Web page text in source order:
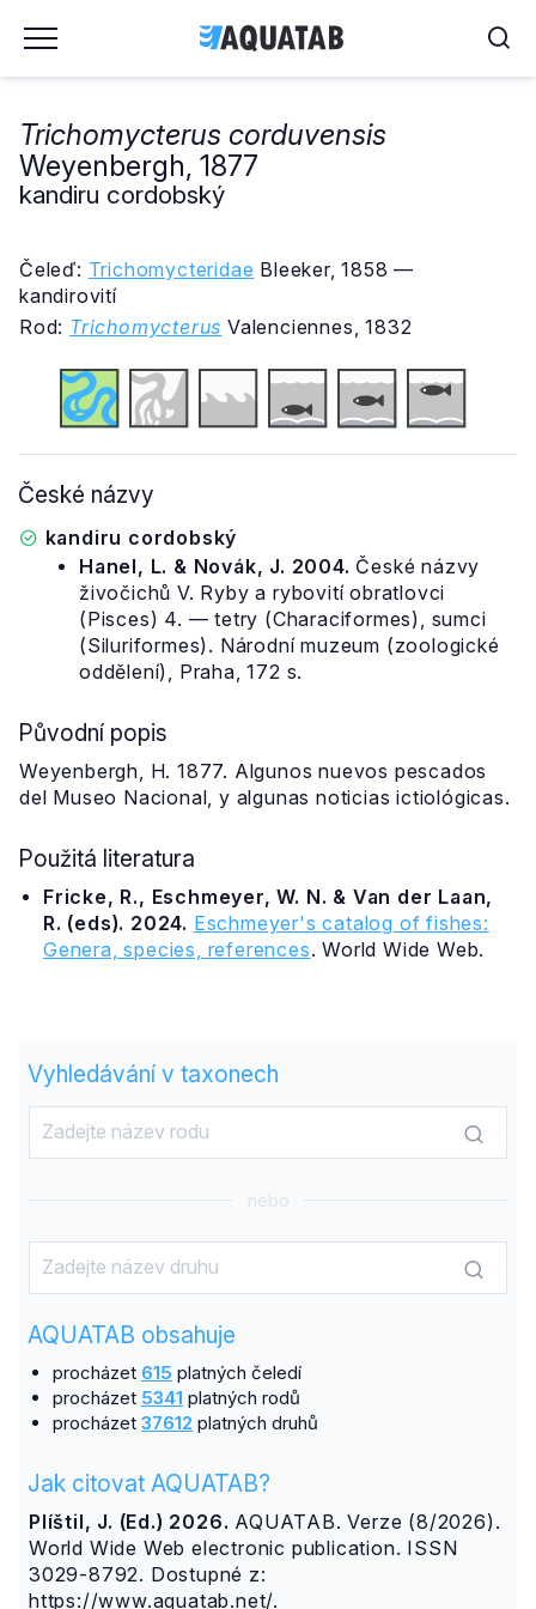
Trichomycterus corduvensis
Weyenbergh, 1877
kandiru cordobský
Čeleď: Trichomycteridae Bleeker, 1858 —
kandirovití
Rod: Trichomycterus Valenciennes, 1832
České názvy
kandiru cordobský
Hanel, L. & Novák, J. 2004. České názvy
živočichů V. Ryby a rybovití obratlovci
(Pisces) 4. — tetry (Characiformes), sumci
(Siluriformes). Národní muzeum (zoologické
oddělení), Praha, 172 s.
Původní popis
Weyenbergh, H. 1877. Algunos nuevos pescados
del Museo Nacional, y algunas noticias ictiológicas.
Použitá literatura
Fricke, R., Eschmeyer, W. N. & Van der Laan,
R. (eds). 2024. Eschmeyer's catalog of fishes:
Genera, species, references. World Wide Web.
Vyhledávání v taxonech
nebo
AQUATAB obsahuje
procházet 615 platných čeledí
procházet 5341 platných rodů
procházet 37612 platných druhů
Jak citovat AQUATAB?
Plíštil, J. (Ed.) 2026. AQUATAB. Verze (8/2026).
World Wide Web electronic publication. ISSN
3029-8792. Dostupné z:
https://www.aquatab.net/.